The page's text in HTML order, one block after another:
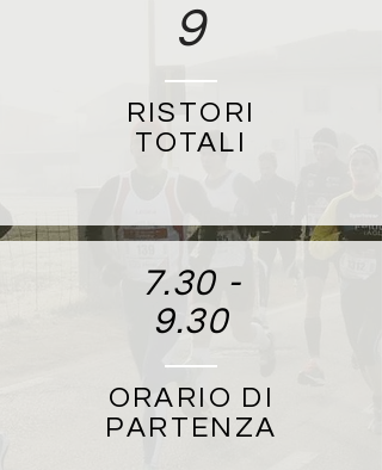
9
RISTORI
TOTALI
7.30 -
9.30
ORARIO DI
PARTENZA